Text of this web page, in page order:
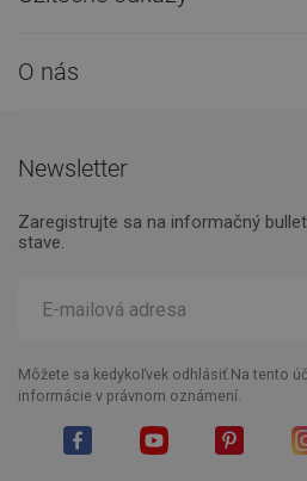
O nás
Newsletter
Zaregistrujte sa na informačný
stave.
Môžete sa kedykoľvek odhlásiť.Na tento
informácie v právnom oznámení.